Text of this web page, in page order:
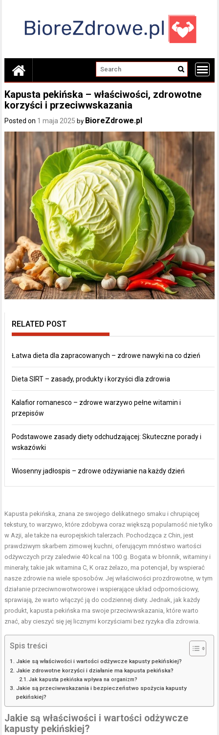
Kapusta pekińska – właściwości, zdrowotne
korzyści i przeciwwskazania
Posted on 1 maja 2025 by BioreZdrowe.pl
RELATED POST
Łatwa dieta dla zapracowanych – zdrowe nawyki na co dzień
Dieta SIRT – zasady, produkty i korzyści dla zdrowia
Kalafior romanesco – zdrowe warzywo pełne witamin i
przepisów
Podstawowe zasady diety odchudzającej: Skuteczne porady i
wskazówki
Wiosenny jadłospis – zdrowe odżywianie na każdy dzień
Kapusta pekińska, znana ze swojego delikatnego smaku i chrupiącej
tekstury, to warzywo, które zdobywa coraz większą popularność nie tylko
w Azji, ale także na europejskich talerzach. Pochodząca z Chin, jest
prawdziwym skarbem zimowej kuchni, oferującym mnóstwo wartości
odżywczych przy zaledwie 40 kcal na 100 g. Bogata w błonnik, witaminy i
minerały, takie jak witamina C, K oraz żelazo, ma potencjał, by wspierać
nasze zdrowie na wiele sposobów. Jej właściwości prozdrowotne, w tym
działanie przeciwnowotworowe i wspierające układ odpornościowy,
sprawiają, że warto włączyć ją do codziennej diety. Jednak, jak każdy
produkt, kapusta pekińska ma swoje przeciwwskazania, które warto
znać, aby cieszyć się jej licznymi korzyściami bez ryzyka dla zdrowia.
Spis treści
Jakie są właściwości i wartości odżywcze kapusty pekińskiej?
Jakie zdrowotne korzyści i działanie ma kapusta pekińska?
Jak kapusta pekińska wpływa na organizm?
Jakie są przeciwwskazania i bezpieczeństwo spożycia kapusty
pekińskiej?
Jakie są właściwości i wartości odżywcze
kapusty pekińskiej?